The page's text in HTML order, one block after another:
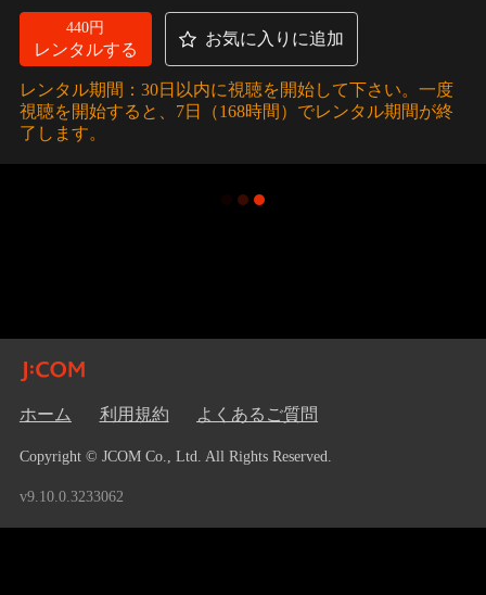
素人女性を対象に…。
440円
レンタルする
お気に入りに追加
レンタル期間：30日以内に視聴を開始して下さい。一度
視聴を開始すると、7日（168時間）でレンタル期間が終
了します。
ホーム 利用規約 よくあるご質問
Copyright © JCOM Co., Ltd. All Rights Reserved.
v9.10.0.3233062